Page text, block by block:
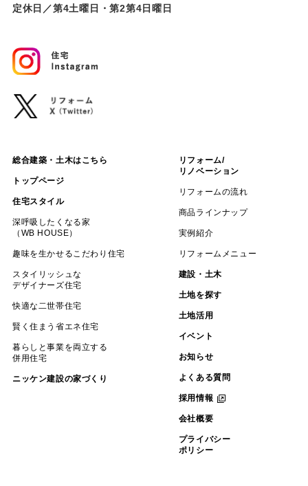
定休日／第4土曜日・第2第4日曜日
総合建築・土木はこちら
トップページ
住宅スタイル
深呼吸したくなる家
（WB HOUSE）
趣味を生かせるこだわり住宅
スタイリッシュな
デザイナーズ住宅
快適な二世帯住宅
賢く住まう省エネ住宅
暮らしと事業を両立する
併用住宅
ニッケン建設の家づくり
リフォーム/
リノベーション
リフォームの流れ
商品ラインナップ
実例紹介
リフォームメニュー
建設・土木
土地を探す
土地活用
イベント
お知らせ
よくある質問
採用情報
会社概要
プライバシー
ポリシー